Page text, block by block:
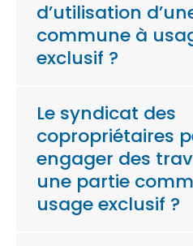
d’utilisation
commune à
exclusif ?
Le syndicat des
copropriétaires
engager des
une partie
usage exclusif ?